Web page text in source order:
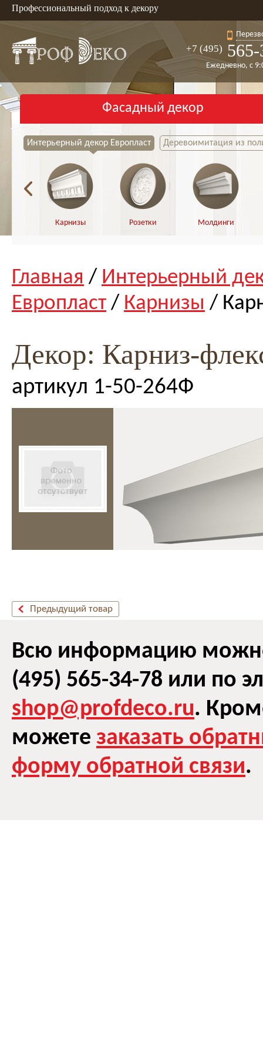
Профессиональный подход к декору
+7 (495)
Ежедневно, с
Фасадный декор
Интерьерный декор Европласт Деревоимитация из
Карнизы Розетки Молдинги
Главная / Интерьерный
Европласт / Карнизы /
Декор: Карниз-
артикул 1-50-264Ф
Предыдущий товар
Всю информацию
(495) 565-34-78 или по
shop@profdeco.ru.
можете заказать
форму обратной связи.